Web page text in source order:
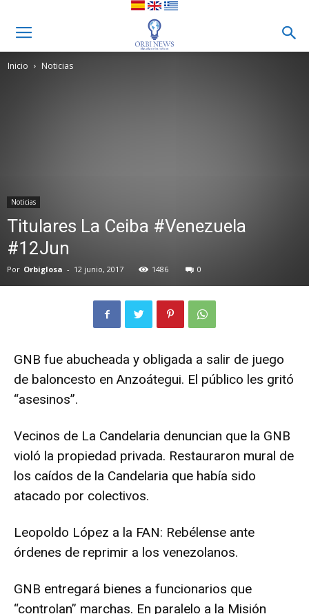
Inicio Noticias
Noticias
Titulares La Ceiba #Venezuela
#12Jun
Por Orbiglosa - 12 junio, 2017 1486 0
GNB fue abucheada y obligada a salir de juego
de baloncesto en Anzoátegui. El público les gritó
“asesinos”.
Vecinos de La Candelaria denuncian que la GNB
violó la propiedad privada. Restauraron mural de
los caídos de la Candelaria que había sido
atacado por colectivos.
Leopoldo López a la FAN: Rebélense ante
órdenes de reprimir a los venezolanos.
GNB entregará bienes a funcionarios que
“controlan” marchas. En paralelo a la Misión